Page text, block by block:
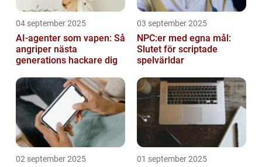
04 september 2025
AI-agenter som vapen: Så
angriper nästa
generations hackare dig
03 september 2025
NPC:er med egna mål:
Slutet för scriptade
spelvärldar
02 september 2025 01 september 2025